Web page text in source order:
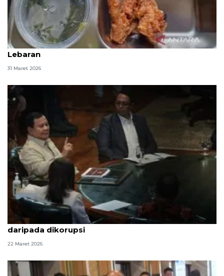
SDN Cipulir 05 Pagi Jaksel terima MBG pascalibur
Lebaran
31 Maret 2026
Prabowo: Lebih baik uang untuk makan rakyat
daripada dikorupsi
22 Maret 2026